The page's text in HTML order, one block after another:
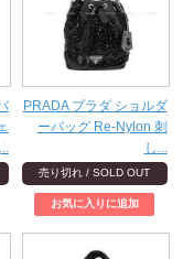
PRADA プラダ ショルダ
ーバッグ Re-Nylon 刺
し...
売り切れ / SOLD OUT